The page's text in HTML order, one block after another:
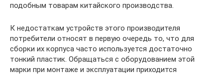
подобным товарам китайского производства.
К недостаткам устройств этого производителя
потребители относят в первую очередь то, что для
сборки их корпуса часто используется достаточно
тонкий пластик. Обращаться с оборудованием этой
марки при монтаже и эксплуатации приходится